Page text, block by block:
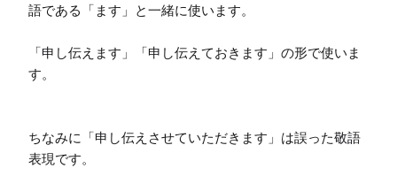
語である「ます」と一緒に使います。
「申し伝えます」「申し伝えておきます」の形で使いま
す。
ちなみに「申し伝えさせていただきます」は誤った敬語
表現です。